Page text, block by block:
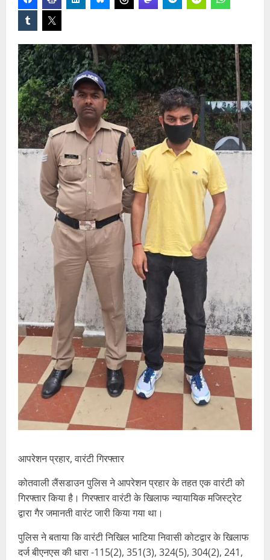
आपरेशन प्रहार, वारंटी गिरफ्तार
कोतवाली लैंसडाउन पुलिस ने आपरेशन प्रहार के तहत एक वारंटी को
गिरफ्तार किया है। गिरफ्तार वारंटी के खिलाफ न्यायायिक मजिस्ट्रेट
द्वारा गैर जमानती वारंट जारी किया गया था।
पुलिस ने बताया कि वारंटी निखिल भाटिया निवासी कोटद्वार के खिलाफ
दर्ज बीएनएस की धारा -115(2), 351(3), 324(5), 304(2), 241,